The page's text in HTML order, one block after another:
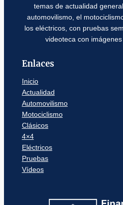
temas de actualidad
automovilismo, el
los eléctricos, con pruebas
videoteca con
Enlaces
Inicio
Actualidad
Automovilismo
Motociclismo
Clásicos
4×4
Eléctricos
Pruebas
Vídeos